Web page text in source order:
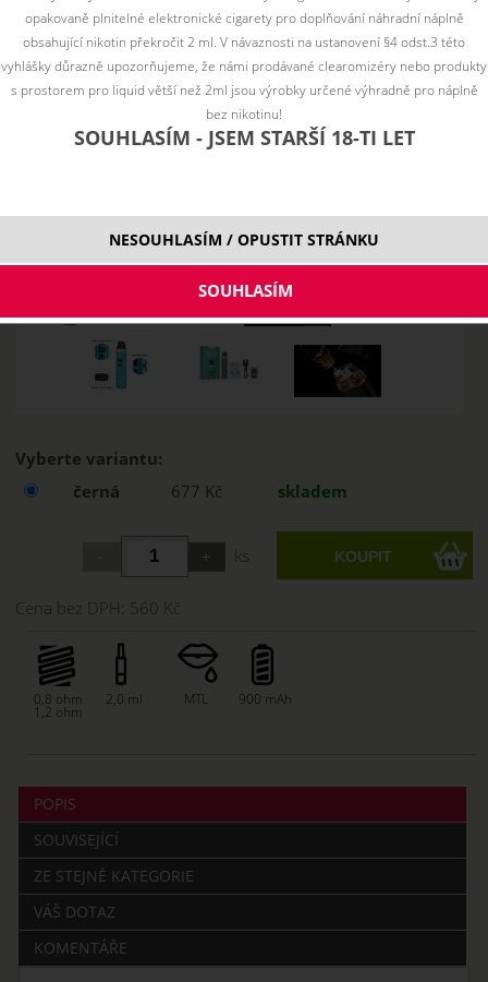
Vyberte variantu:
černá
677 Kč skladem
ks
Cena bez DPH: 560 Kč
0,8 ohm
1,2 ohm
2,0 ml MTL 900 mAh
POPIS
SOUVISEJÍCÍ
ZE STEJNÉ KATEGORIE
VÁŠ DOTAZ
KOMENTÁŘE
opakovaně plnitelné elektronické cigarety pro doplňování náhradní náplně
obsahující nikotin překročit 2 ml. V návaznosti na ustanovení §4 odst.3 této
vyhlášky důrazně upozorňujeme, že námi prodávané clearomizéry nebo produkty
s prostorem pro liquid větší než 2ml jsou výrobky určené výhradně pro náplně
bez nikotinu!
SOUHLASÍM - JSEM STARŠÍ 18-TI LET
NESOUHLASÍM / OPUSTIT STRÁNKU